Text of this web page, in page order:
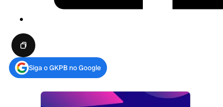
Siga o GKPB no Google